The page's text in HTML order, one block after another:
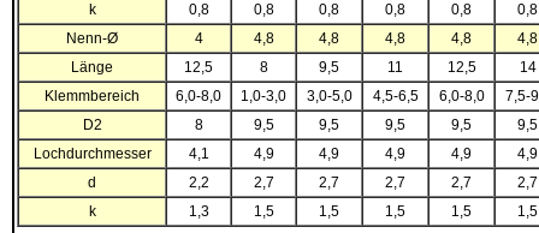
k
0,8 0,8 0,8 0,8 0,8
0,8
Nenn-Ø
4 4,8 4,8 4,8 4,8
4,8
Länge
12,5 8 9,5 11 12,5
14
Klemmbereich
6,0-8,0 1,0-3,0 3,0-5,0 4,5-6,5 6,0-8,0
7,5-
D2
8 9,5 9,5 9,5 9,5
9,5
Lochdurchmesser
4,1 4,9 4,9 4,9 4,9
4,9
d
2,2 2,7 2,7 2,7 2,7
2,7
k
1,3 1,5 1,5 1,5 1,5 1,5